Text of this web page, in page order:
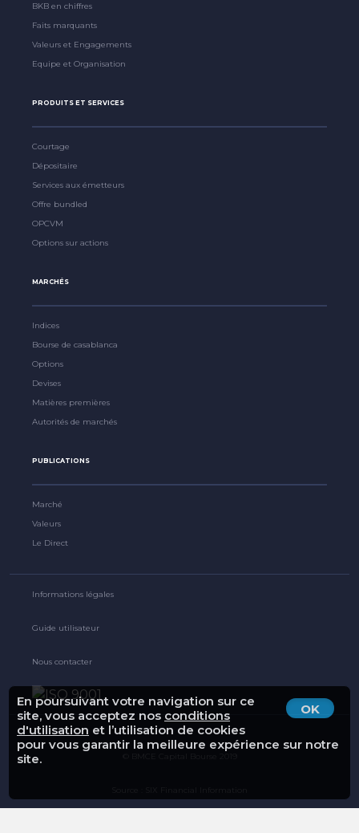
OK
En poursuivant votre navigation sur ce
site, vous acceptez nos conditions
d'utilisation et l’utilisation de cookies
pour vous garantir la meilleure expérience sur notre
site.
BKB en chiffres
Faits marquants
Valeurs et Engagements
Equipe et Organisation
PRODUITS ET SERVICES
Courtage
Dépositaire
Services aux émetteurs
Offre bundled
OPCVM
Options sur actions
MARCHÉS
Indices
Bourse de casablanca
Options
Devises
Matières premières
Autorités de marchés
PUBLICATIONS
Marché
Valeurs
Le Direct
Informations légales
Guide utilisateur
Nous contacter